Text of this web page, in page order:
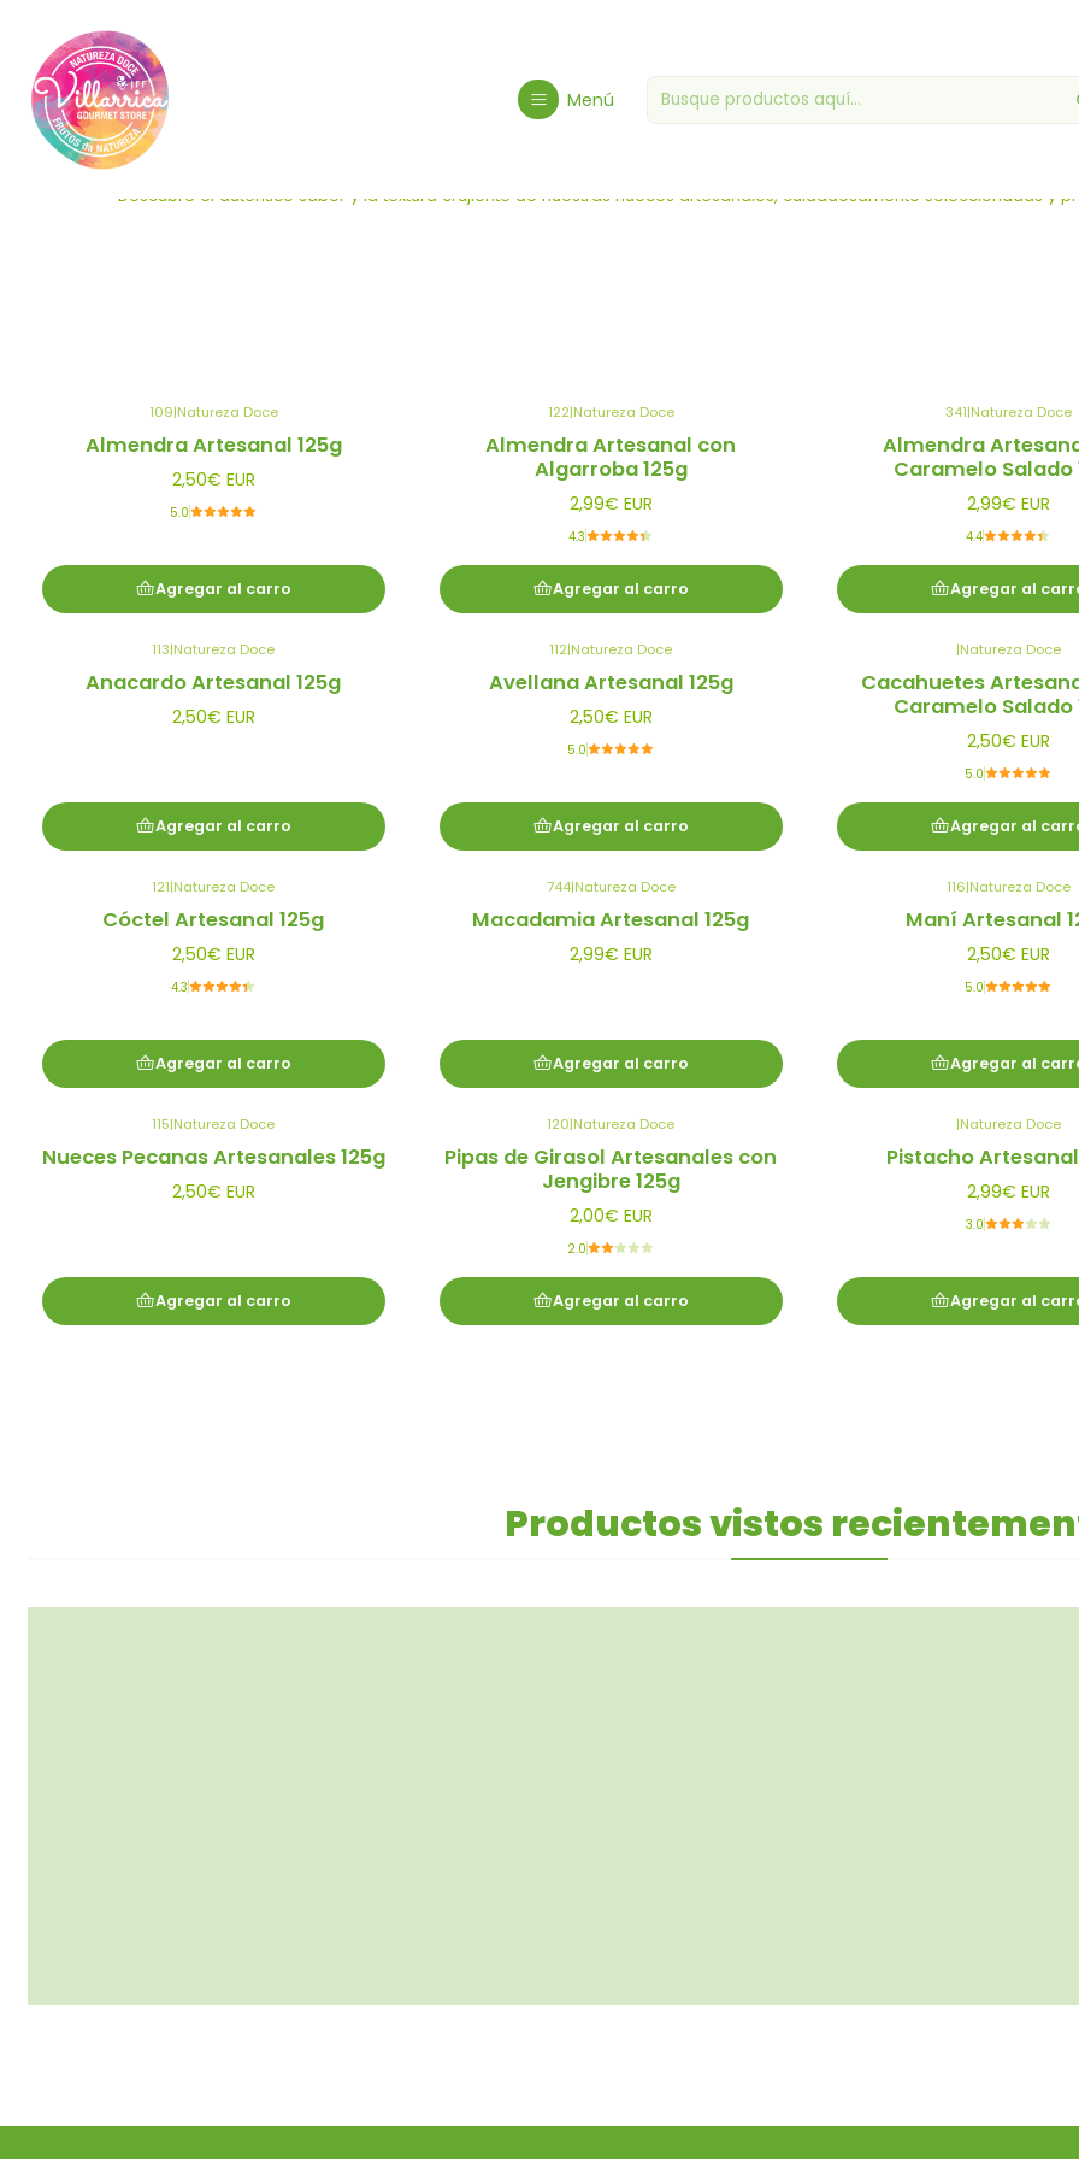
Menú
Frutos Secos Artesanales
Descubre el auténtico sabor y la textura crujiente de nuestras nueces artesanales, cuidadosamente seleccionadas y
109|Natureza Doce
Almendra Artesanal 125g
2,50€ EUR
5.0
Agregar al carro
122|Natureza Doce
Almendra Artesanal con
Algarroba 125g
2,99€ EUR
4.3
Agregar al carro
341|Natureza Doce
Almendra
Caramelo Salado
2,99€ EUR
4.4
Agregar al
113|Natureza Doce
Anacardo Artesanal 125g
2,50€ EUR
Agregar al carro
112|Natureza Doce
Avellana Artesanal 125g
2,50€ EUR
5.0
Agregar al carro
|Natureza Doce
Cacahuetes
Caramelo Salado
2,50€ EUR
5.0
Agregar al
121|Natureza Doce
Cóctel Artesanal 125g
2,50€ EUR
4.3
Agregar al carro
744|Natureza Doce
Macadamia Artesanal 125g
2,99€ EUR
Agregar al carro
116|Natureza Doce
Maní Artesanal
2,50€ EUR
5.0
Agregar al
115|Natureza Doce
Nueces Pecanas Artesanales 125g
2,50€ EUR
Agregar al carro
120|Natureza Doce
Pipas de Girasol Artesanales con
Jengibre 125g
2,00€ EUR
2.0
Agregar al carro
|Natureza Doce
Pistacho
2,99€ EUR
3.0
Agregar al
Productos vistos